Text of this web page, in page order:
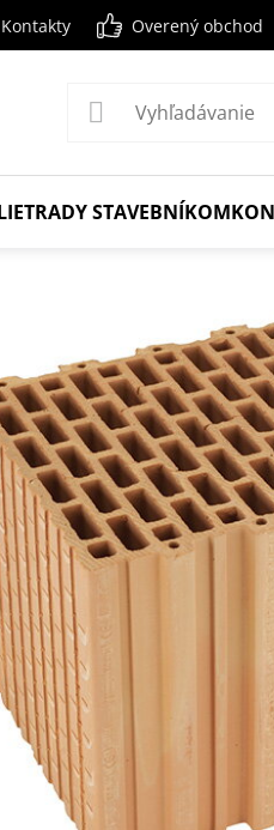
Kontakty Overený obchod
RADY STAVEBNÍKOM